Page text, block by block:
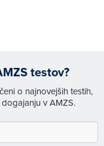
testov?
o najnovejših testih,
v AMZS.